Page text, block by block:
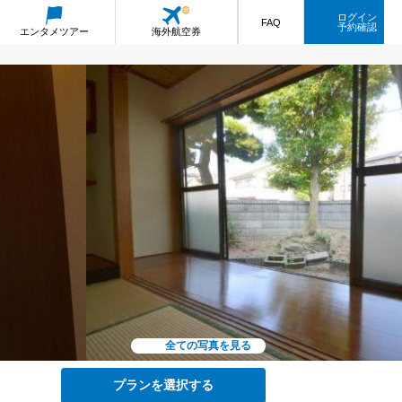
エンタメツアー 海外航空券
FAQ
ログイン
予約確認
全ての写真を見る
プランを選択する